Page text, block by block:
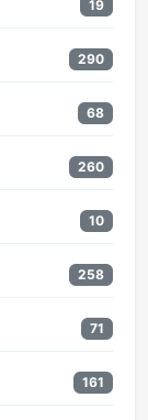
19
290
68
260
10
258
71
161